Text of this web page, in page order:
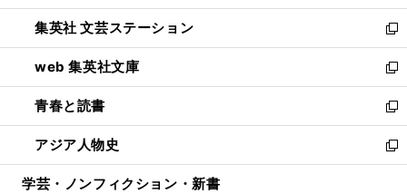
開
く
ウ
ィ
ン
ド
ウ
で
開
く
し
い
ウ
ィ
ン
ド
ウ
で
開
集英社 文芸ステーション
新
し
い
ウ
ィ
ン
ド
ウ
web 集英社文庫
新
し
い
ウ
ィ
ン
青春と読書
新
し
い
ウ
アジア人物史
新
し
学芸・ノンフィクション・新書